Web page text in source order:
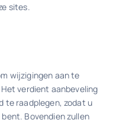
sites.
wijzigingen aan te
verdient aanbeveling
te raadplegen, zodat u
Bovendien zullen